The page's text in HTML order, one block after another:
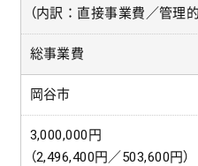
（内訳：直接事業費／管理的
総事業費
岡谷市
3,000,000円
（2,496,400円／503,600円）